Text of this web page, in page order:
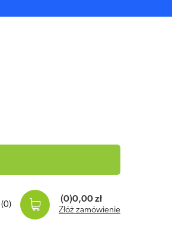
(0)
(0)0,00 zł
Złóż zamówienie